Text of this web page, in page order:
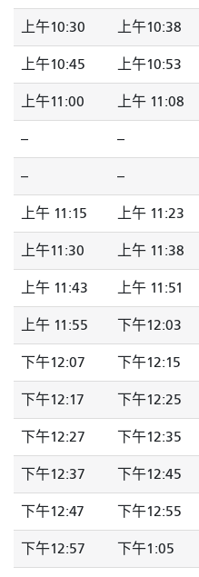
上午10:30 上午10:38
上午10:45 上午10:53
上午11:00 上午 11:08
-- --
-- --
上午 11:15 上午 11:23
上午11:30 上午 11:38
上午 11:43 上午 11:51
上午 11:55 下午12:03
下午12:07 下午12:15
下午12:17 下午12:25
下午12:27 下午12:35
下午12:37 下午12:45
下午12:47 下午12:55
下午12:57 下午1:05